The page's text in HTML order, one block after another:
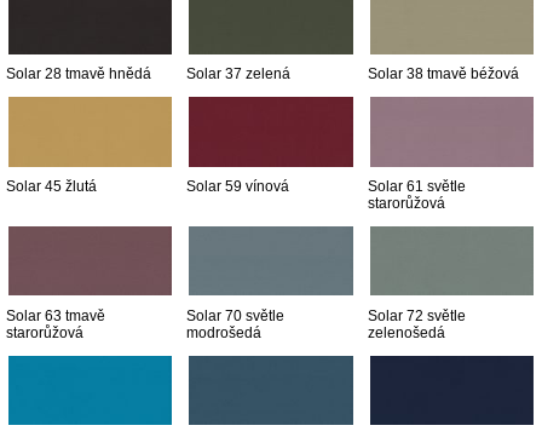
Solar 28 tmavě hnědá Solar 37 zelená Solar 38 tmavě béžová
Solar 45 žlutá Solar 59 vínová
Solar 61 světle
starorůžová
Solar 63 tmavě
starorůžová
Solar 70 světle
modrošedá
Solar 72 světle
zelenošedá